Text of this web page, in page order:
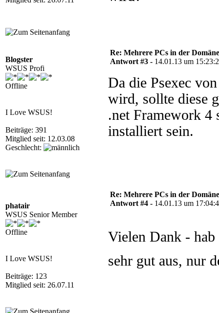
Blogster
WSUS Profi
Offline
I Love WSUS!
Beiträge: 391
Mitglied seit: 12.03.08
Geschlecht:
Re: Mehrere PCs in der
Antwort #3 - 14.01.13 um
Da die Psexec
wird, sollte diese
.net Framework 4
installiert sein.
phatair
WSUS Senior Member
Offline
I Love WSUS!
Beiträge: 123
Mitglied seit: 26.07.11
Re: Mehrere PCs in der
Antwort #4 - 14.01.13 um
Vielen Dank - hab
sehr gut aus, nur